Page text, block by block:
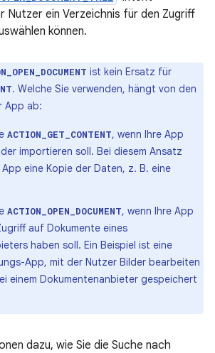
Nutzer ein Verzeichnis für den Zugriff
können.
ist kein Ersatz für
. Welche Sie verwenden, hängt von den
App ab:
ACTION_GET_CONTENT, wenn Ihre App
importieren soll. Bei diesem Ansatz
eine Kopie der Daten, z. B. eine
ACTION_OPEN_DOCUMENT, wenn Ihre App
auf Dokumente eines
haben soll. Ein Beispiel ist eine
App, mit der Nutzer Bilder bearbeiten
einem Dokumentenanbieter gespeichert
dazu, wie Sie die Suche nach